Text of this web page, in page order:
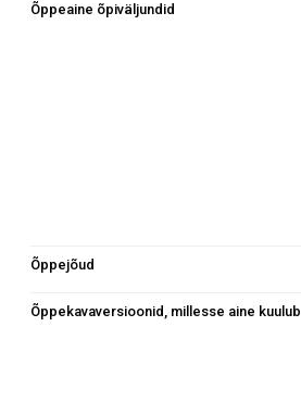
Õppeaine õpiväljundid
Õppejõud
Õppekavaversioonid, millesse aine kuulub